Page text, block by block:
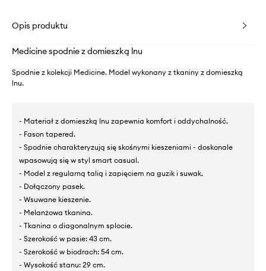
Opis produktu
Medicine spodnie z domieszką lnu
Spodnie z kolekcji Medicine. Model wykonany z tkaniny z domieszką
lnu.
- Materiał z domieszką lnu zapewnia komfort i oddychalność.
- Fason tapered.
- Spodnie charakteryzują się skośnymi kieszeniami - doskonale
wpasowują się w styl smart casual.
- Model z regularną talią i zapięciem na guzik i suwak.
- Dołączony pasek.
- Wsuwane kieszenie.
- Melanżowa tkanina.
- Tkanina o diagonalnym splocie.
- Szerokość w pasie: 43 cm.
- Szerokość w biodrach: 54 cm.
- Wysokość stanu: 29 cm.